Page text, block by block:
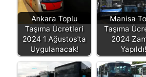
Ankara Toplu
Taşıma Ücretleri
2024 1 Ağustos'ta
Uygulanacak!
Manisa
Taşıma
2024
Yapıldı!